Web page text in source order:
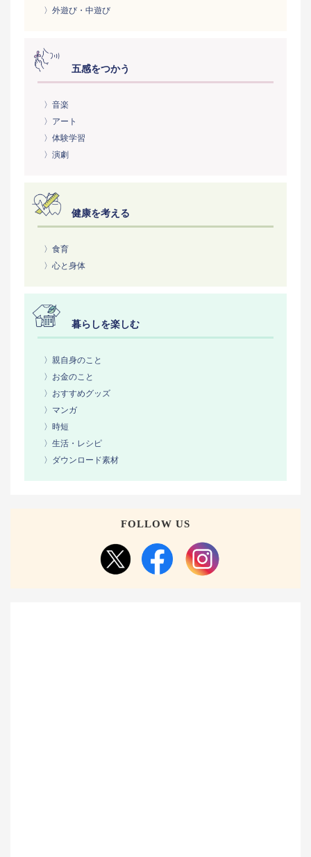
〉外遊び・中遊び
五感をつかう
〉音楽
〉アート
〉体験学習
〉演劇
健康を考える
〉食育
〉心と身体
暮らしを楽しむ
〉親自身のこと
〉お金のこと
〉おすすめグッズ
〉マンガ
〉時短
〉生活・レシピ
〉ダウンロード素材
FOLLOW US